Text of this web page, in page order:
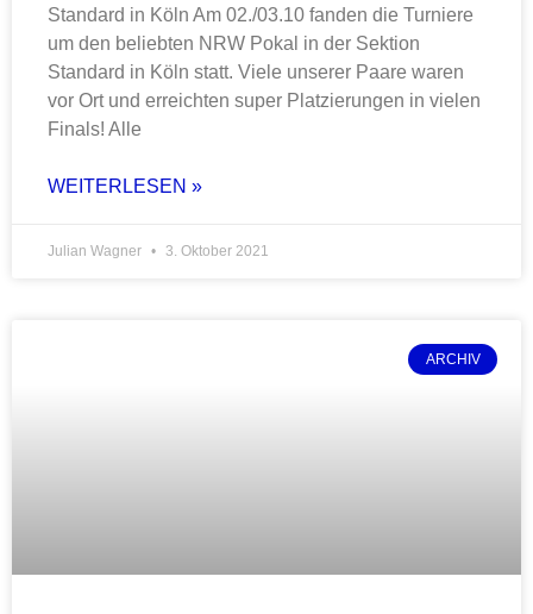
Standard in Köln Am 02./03.10 fanden die Turniere
um den beliebten NRW Pokal in der Sektion
Standard in Köln statt. Viele unserer Paare waren
vor Ort und erreichten super Platzierungen in vielen
Finals! Alle
WEITERLESEN »
Julian Wagner 3. Oktober 2021
ARCHIV